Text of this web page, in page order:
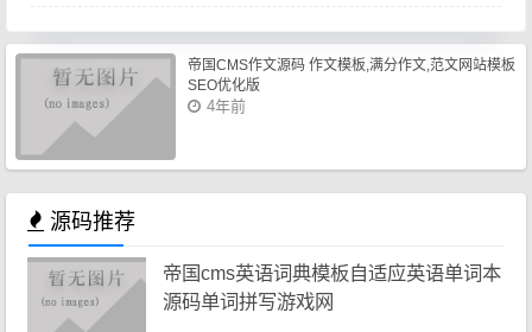
帝国CMS作文源码 作文模板,满分作文,范文网站模板
SEO优化版
4年前
源码推荐
帝国cms英语词典模板自适应英语单词本
源码单词拼写游戏网